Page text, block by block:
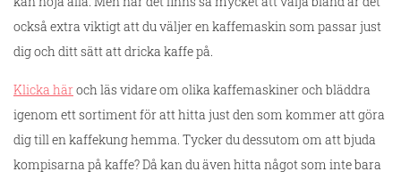
också extra viktigt att du väljer en kaffemaskin som passar just
dig och ditt sätt att dricka kaffe på.
Klicka häroch läs vidare om olika kaffemaskiner och bläddra
igenom ett sortiment för att hitta just den som kommer att göra
dig till en kaffekung hemma. Tycker du dessutom om att bjuda
kompisarna på kaffe? Då kan du även hitta något som inte bara